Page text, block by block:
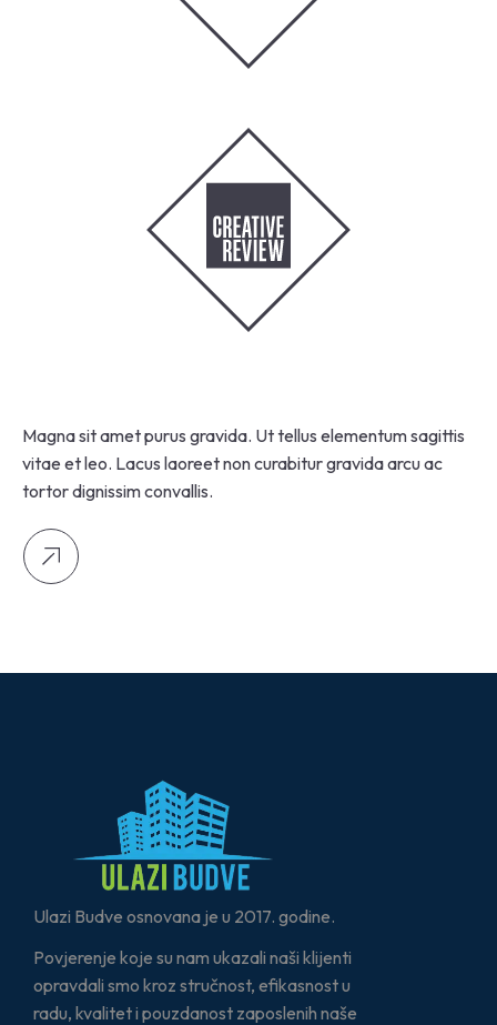
Magna sit amet purus gravida. Ut tellus elementum sagittis
vitae et leo. Lacus laoreet non curabitur gravida arcu ac
tortor dignissim convallis.
Ulazi Budve osnovana je u 2017. godine.
Povjerenje koje su nam ukazali naši klijenti
opravdali smo kroz stručnost, efikasnost u
radu, kvalitet i pouzdanost zaposlenih naše